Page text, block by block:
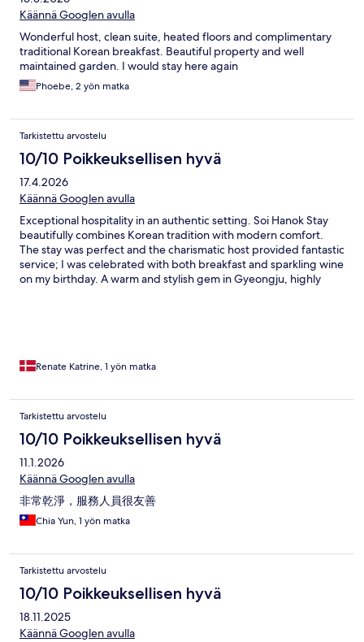
Käännä Googlen avulla
Wonderful host, clean suite, heated floors and complimentary
traditional Korean breakfast. Beautiful property and well
maintained garden. I would stay here again
Phoebe, 2 yön matka
Tarkistettu arvostelu
10/10 Poikkeuksellisen hyvä
17.4.2026
Käännä Googlen avulla
Exceptional hospitality in an authentic setting. Soi Hanok Stay
beautifully combines Korean tradition with modern comfort.
The stay was perfect and the charismatic host provided fantastic
service; I was celebrated with both breakfast and sparkling wine
on my birthday. A warm and stylish gem in Gyeongju, highly
Renate Katrine, 1 yön matka
Tarkistettu arvostelu
10/10 Poikkeuksellisen hyvä
11.1.2026
Käännä Googlen avulla
非常乾淨，服務人員很友善
Chia Yun, 1 yön matka
Tarkistettu arvostelu
10/10 Poikkeuksellisen hyvä
18.11.2025
Käännä Googlen avulla